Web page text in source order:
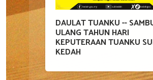
DAULAT TUANKU --
ULANG TAHUN HARI
KEPUTERAAN TUANKU
KEDAH